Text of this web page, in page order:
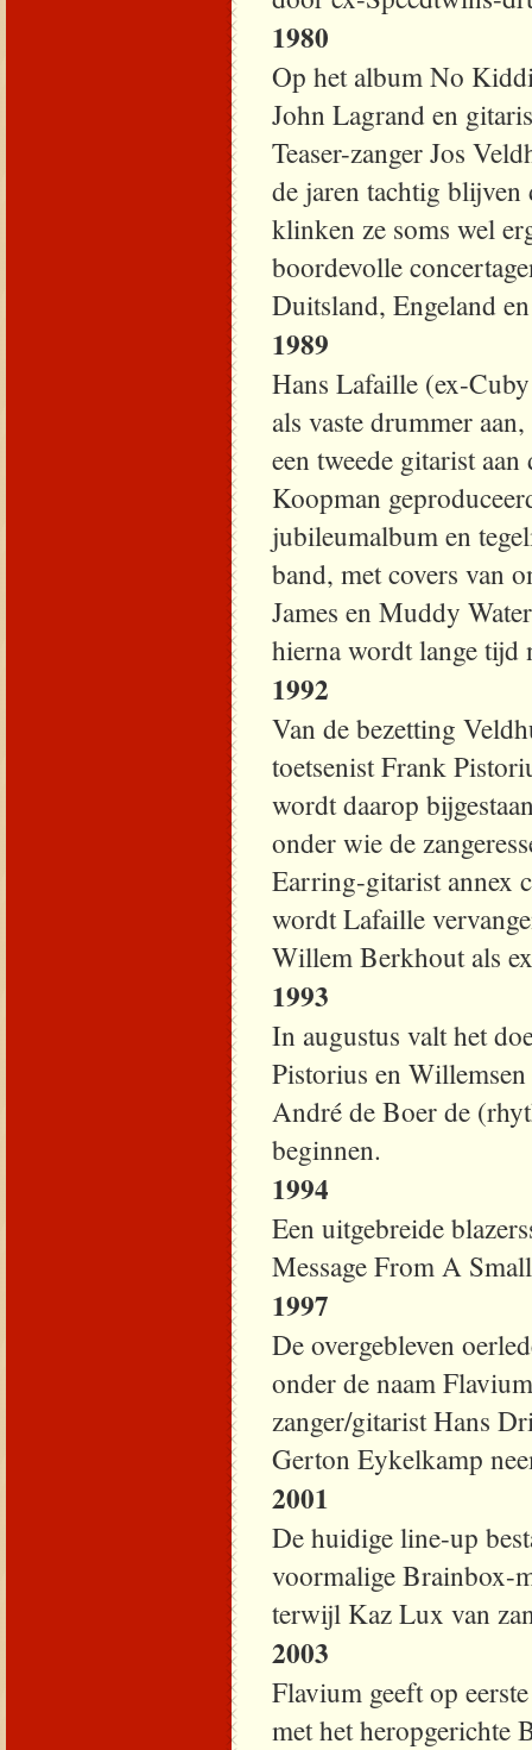
1980
Op het album No
John Lagrand en
Teaser-zanger Jos
de jaren tachtig blijven
klinken ze soms wel
boordevolle
Duitsland, Engeland
1989
Hans Lafaille (ex-
als vaste drummer
een tweede gitarist
Koopman
jubileumalbum en
band, met covers van
James en Muddy
hierna wordt lange tijd
1992
Van de bezetting
toetsenist Frank
wordt daarop
onder wie de
Earring-gitarist annex
wordt Lafaille
Willem Berkhout als
1993
In augustus valt het
Pistorius en
André de Boer de
beginnen.
1994
Een uitgebreide
Message From A
1997
De overgebleven
onder de naam
zanger/gitarist Hans
Gerton Eykelkamp
2001
De huidige line-up
voormalige Brainbox-
terwijl Kaz Lux van
2003
Flavium geeft op
met het heropgerichte